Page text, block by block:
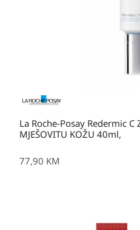
La Roche-Posay Redermic C
MJEŠOVITU KOŽU 40ml,
77,90 KM